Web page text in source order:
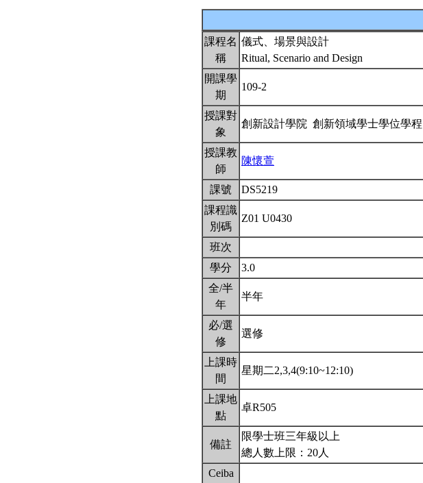
課程名
稱
儀式、場景與設計
Ritual, Scenario and Design
開課學
期
109-2
授課對
象
創新設計學院 創新領域學士學位學程
授課教
師
陳懷萱
課號
DS5219
課程識
別碼
Z01 U0430
班次
學分
3.0
全/半
年
半年
必/選
修
選修
上課時
間
星期二2,3,4(9:10~12:10)
上課地
點
卓R505
備註
限學士班三年級以上
總人數上限：20人
Ceiba